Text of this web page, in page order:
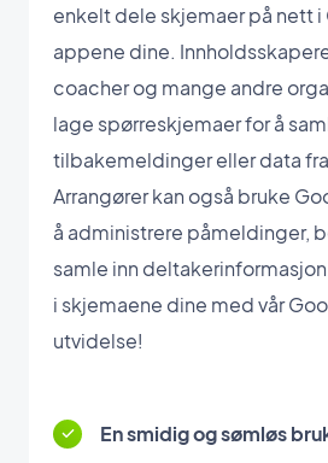
enkelt dele skjemaer på nett
appene dine.
coacher og mange andre
lage spørreskjemaer for å
tilbakemeldinger eller data
Arrangører kan også bruke
å administrere påmeldinger,
samle inn
i skjemaene dine med vår
utvidelse!
En smidig og sømløs